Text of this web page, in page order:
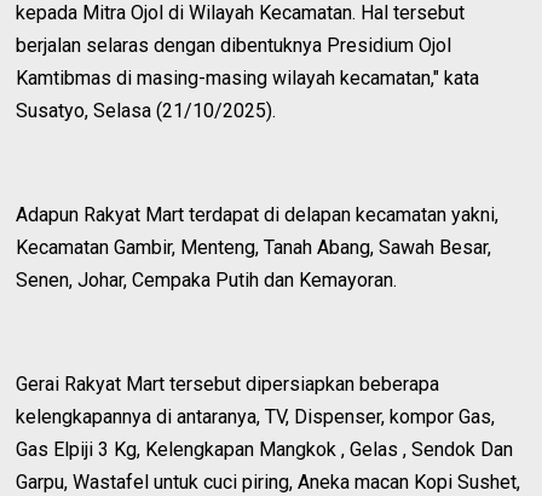
kepada Mitra Ojol di Wilayah Kecamatan. Hal tersebut
berjalan selaras dengan dibentuknya Presidium Ojol
Kamtibmas di masing-masing wilayah kecamatan," kata
Susatyo, Selasa (21/10/2025).
Adapun Rakyat Mart terdapat di delapan kecamatan yakni,
Kecamatan Gambir, Menteng, Tanah Abang, Sawah Besar,
Senen, Johar, Cempaka Putih dan Kemayoran.
Gerai Rakyat Mart tersebut dipersiapkan beberapa
kelengkapannya di antaranya, TV, Dispenser, kompor Gas,
Gas Elpiji 3 Kg, Kelengkapan Mangkok , Gelas , Sendok Dan
Garpu, Wastafel untuk cuci piring, Aneka macan Kopi Sushet,